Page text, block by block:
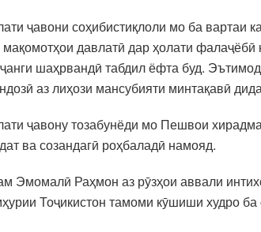
ҷавони соҳибистиқлоли мо ба вартаи
давлатӣ дар ҳолати
шаҳрвандӣ табдил ёфта буд.
аз лиҳози мансубияти минтақавӣ
ҷавону тозабунёди мо Пешвои
ва созандагӣ роҳбаладӣ намояд.
Эмомалӣ Раҳмон аз рӯзҳои аввали
Тоҷикистон тамоми кӯшиши худро